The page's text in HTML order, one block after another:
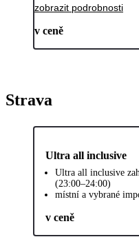
zobrazit podrobnosti
v ceně
Strava
Ultra all inclusive
Ultra all inclusive
(23:00–24:00)
místní a vybrané
v ceně